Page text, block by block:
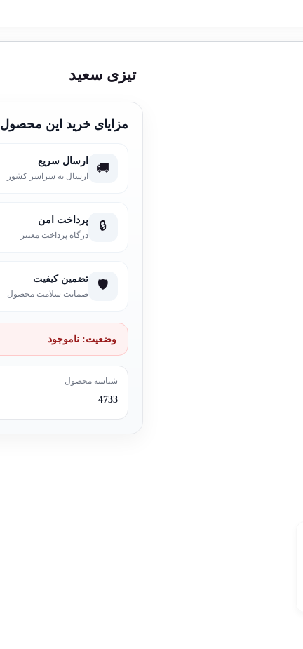
تیزی سعید
مزایای خرید این محصول
🚚 ارسال سریع
ارسال به سراسر کشور
🔒 پرداخت امن
درگاه پرداخت معتبر
🛡️ تضمین کیفیت
ضمانت سلامت محصول
وضعیت: ناموجود
شناسه محصول
4733